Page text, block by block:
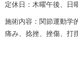
定休日：木曜午後、日
施術内容：関節運動学
痛み、捻挫、挫傷、打